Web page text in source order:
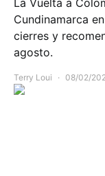
La Vuelta a
Cundinamarca
cierres y
agosto.
Terry Loui 08/02/